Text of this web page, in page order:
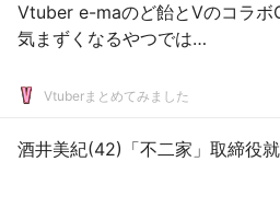
Vtuber e-maのど飴とVのコラボ
気まずくなるやつでは…
Vtuberまとめてみました
酒井美紀(42)「不二家」取締役